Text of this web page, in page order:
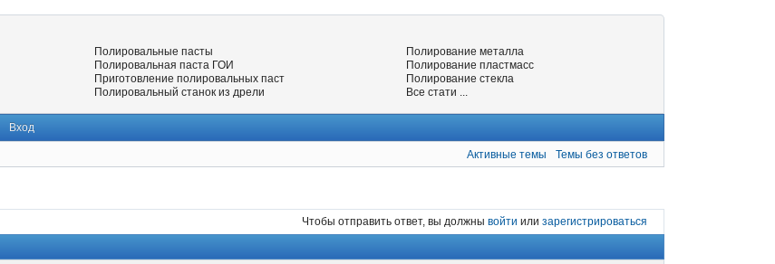
Полировальные пасты
Полировальная паста ГОИ
Приготовление полировальных паст
Полировальный станок из дрели
Полирование металла
Полирование пластмасс
Полирование стекла
Все стати ...
Вход
Активные темы Темы без ответов
Чтобы отправить ответ, вы должны войти или зарегистрироваться